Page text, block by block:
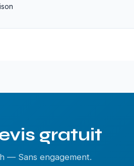
gratuit
— Sans engagement.